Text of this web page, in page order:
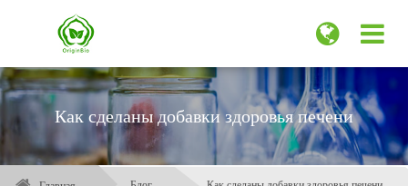
Как сделаны добавки здоровья печени